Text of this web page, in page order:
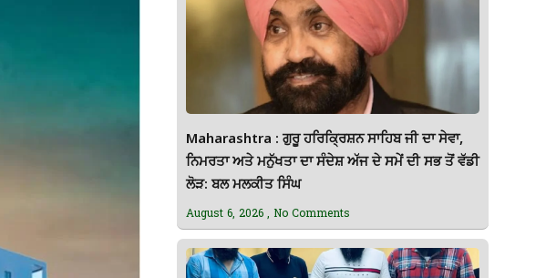
Maharashtra : ਗੁਰੂ ਹਰਿਕ੍ਰਿਸ਼ਨ ਸਾਹਿਬ ਜੀ ਦਾ ਸੇਵਾ,
ਨਿਮਰਤਾ ਅਤੇ ਮਨੁੱਖਤਾ ਦਾ ਸੰਦੇਸ਼ ਅੱਜ ਦੇ ਸਮੇਂ ਦੀ ਸਭ ਤੋਂ ਵੱਡੀ
ਲੋੜ: ਬਲ ਮਲਕੀਤ ਸਿੰਘ
August 6, 2026 No Comments